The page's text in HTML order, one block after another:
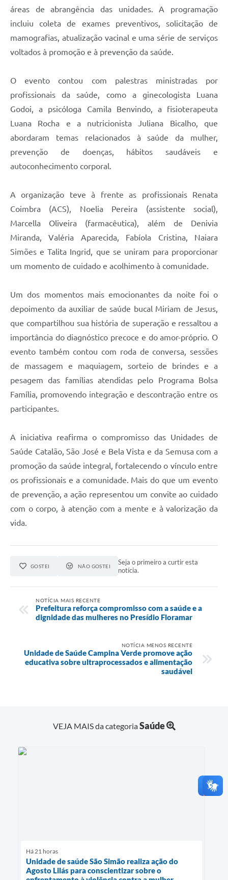
áreas de abrangência das unidades. A programação
incluiu coleta de exames preventivos, solicitação de
mamografias, atualização vacinal e uma série de serviços
voltados à promoção e à prevenção da saúde.
O evento contou com palestras ministradas por
profissionais da saúde, como a ginecologista Luana
Godoi, a psicóloga Camila Benvindo, a fisioterapeuta
Luana Rocha e a nutricionista Juliana Bicalho, que
abordaram temas relacionados à saúde da mulher,
prevenção de doenças, hábitos saudáveis e
autoconhecimento corporal.
A organização teve à frente as profissionais Renata
Coimbra (ACS), Noelia Pereira (assistente social),
Marcella Oliveira (farmacêutica), além de Denivia
Miranda, Valéria Aparecida, Fabíola Cristina, Naiara
Simões e Talita Ingrid, que se uniram para proporcionar
um momento de cuidado e acolhimento à comunidade.
Um dos momentos mais emocionantes da noite foi o
depoimento da auxiliar de saúde bucal Miriam de Jesus,
que compartilhou sua história de superação e ressaltou a
importância do diagnóstico precoce e do amor-próprio. O
evento também contou com roda de conversa, sessões
de massagem e maquiagem, sorteio de brindes e a
pesagem das famílias atendidas pelo Programa Bolsa
Família, promovendo integração e descontração entre os
participantes.
A iniciativa reafirma o compromisso das Unidades de
Saúde Catalão, São José e Bela Vista e da Semusa com a
promoção da saúde integral, fortalecendo o vínculo entre
os profissionais e a comunidade. Mais do que um evento
de prevenção, a ação representou um convite ao cuidado
com o corpo, à atenção com a mente e à valorização da
vida.
GOSTEI NÃO GOSTEI
Seja o primeiro a curtir esta
notícia.
NOTÍCIA MAIS RECENTE
Prefeitura reforça compromisso com a saúde e a
dignidade das mulheres no Presídio Floramar
NOTÍCIA MENOS RECENTE
Unidade de Saúde Campina Verde promove ação
educativa sobre ultraprocessados e alimentação
saudável
VEJA MAIS da categoriaSaúde
Há 21 horas
Unidade de saúde São Simão realiza ação do
Agosto Lilás para conscientizar sobre o